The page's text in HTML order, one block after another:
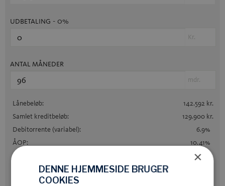
UDBETALING - 0%
Kr.
ANTAL MÅNEDER
mdr.
Lånebeløb: 142.592 kr.
Samlet kreditbeløb:
129.900 kr.
Debitorrente (variabel): 6.9%
ÅOP:
10.41%
Samlede kreditomkostninger:
58.918
kr.
Samlet tilbagebetaling:
×
DENNE HJEMMESIDE BRUGER
COOKIES